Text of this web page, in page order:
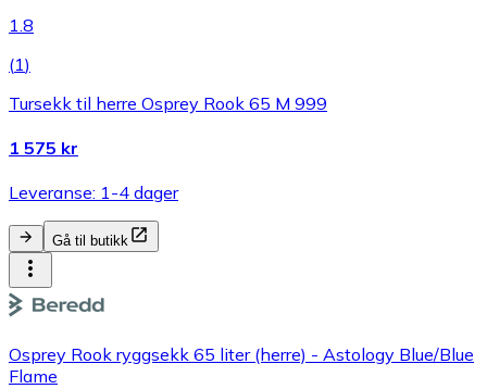
1.8
(1)
Tursekk til herre Osprey Rook 65 M 999
1 575 kr
Leveranse: 1-4 dager
Gå til butikk
Osprey Rook ryggsekk 65 liter (herre) - Astology Blue/Blue
Flame